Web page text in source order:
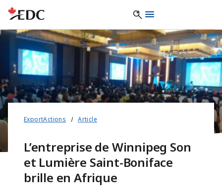
ExportActions Article
L’entreprise de Winnipeg Son
et Lumière Saint-Boniface
brille en Afrique